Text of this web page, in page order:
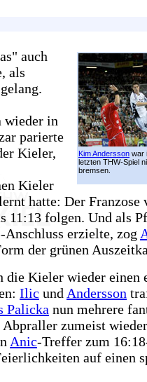
Kim Andersson war
letzten THW-Spiel
bremsen.
auch
als
wieder in
parierte
Kieler,
Kieler
hatte: Der Franzose
11:13 folgen. Und als
erzielte, zog
der grünen
die Kieler wieder einen
Ilic und Andersson
Palicka nun mehrere
zumeist
Anic-Treffer zum
auf einen